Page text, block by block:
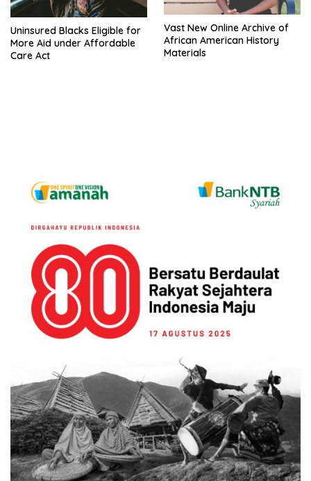
Uninsured Blacks Eligible for
More Aid under Affordable
Care Act
Vast New Online Archive of
African American History
Materials